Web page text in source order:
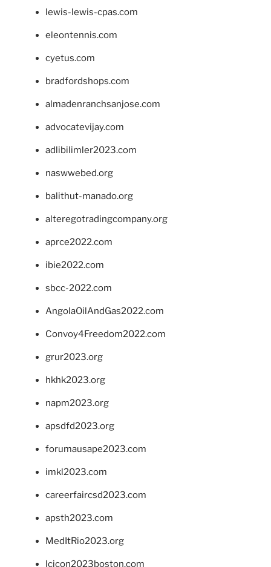
lewis-lewis-cpas.com
eleontennis.com
cyetus.com
bradfordshops.com
almadenranchsanjose.com
advocatevijay.com
adlibilimler2023.com
naswwebed.org
balithut-manado.org
alteregotradingcompany.org
aprce2022.com
ibie2022.com
sbcc-2022.com
AngolaOilAndGas2022.com
Convoy4Freedom2022.com
grur2023.org
hkhk2023.org
napm2023.org
apsdfd2023.org
forumausape2023.com
imkl2023.com
careerfaircsd2023.com
apsth2023.com
MedItRio2023.org
lcicon2023boston.com